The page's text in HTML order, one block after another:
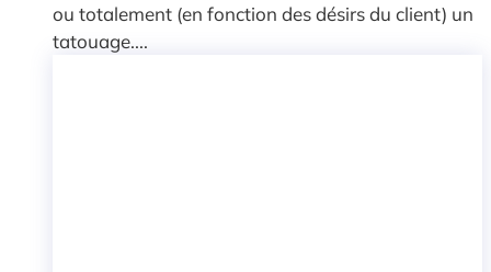
ou totalement (en fonction des désirs du client) un
tatouage....